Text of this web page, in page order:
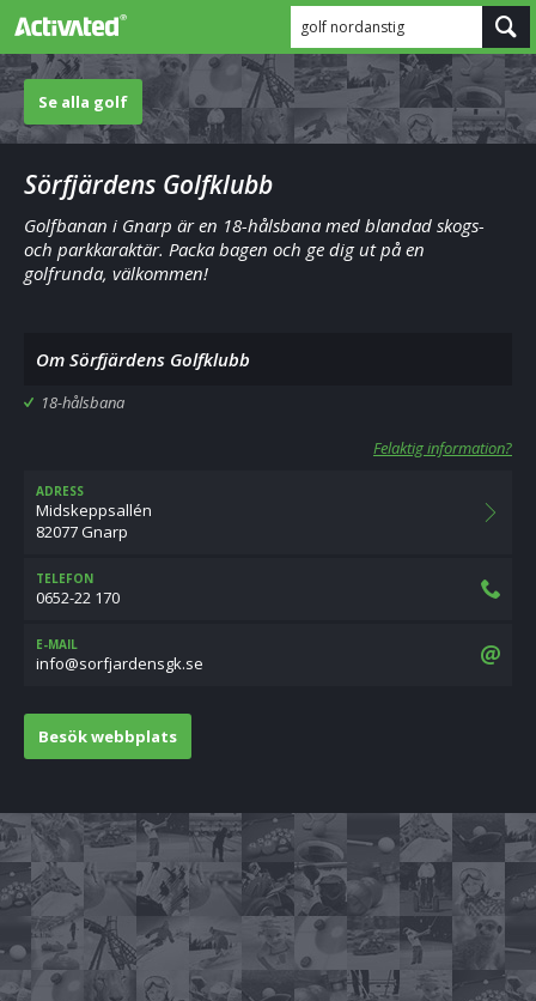
golf nordanstig
Se alla golf
Sörfjärdens Golfklubb
Golfbanan i Gnarp är en 18-hålsbana med blandad skogs-
och parkkaraktär. Packa bagen och ge dig ut på en
golfrunda, välkommen!
Om Sörfjärdens Golfklubb
18-hålsbana
Felaktig information?
ADRESS
Midskeppsallén
82077 Gnarp
TELEFON
0652-22 170
E-MAIL
es.kgsnedrajfros@ofni
Besök webbplats